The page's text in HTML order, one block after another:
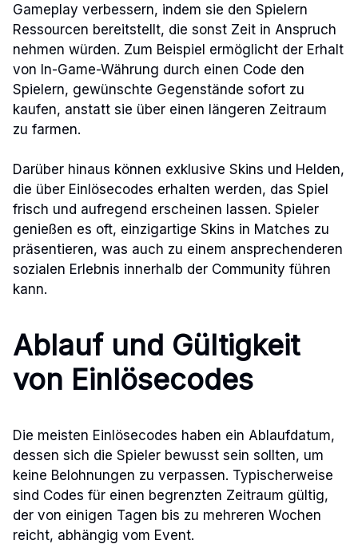
Gameplay verbessern, indem sie den Spielern
Ressourcen bereitstellt, die sonst Zeit in Anspruch
nehmen würden. Zum Beispiel ermöglicht der Erhalt
von In-Game-Währung durch einen Code den
Spielern, gewünschte Gegenstände sofort zu
kaufen, anstatt sie über einen längeren Zeitraum
zu farmen.
Darüber hinaus können exklusive Skins und Helden,
die über Einlösecodes erhalten werden, das Spiel
frisch und aufregend erscheinen lassen. Spieler
genießen es oft, einzigartige Skins in Matches zu
präsentieren, was auch zu einem ansprechenderen
sozialen Erlebnis innerhalb der Community führen
kann.
Ablauf und Gültigkeit
von Einlösecodes
Die meisten Einlösecodes haben ein Ablaufdatum,
dessen sich die Spieler bewusst sein sollten, um
keine Belohnungen zu verpassen. Typischerweise
sind Codes für einen begrenzten Zeitraum gültig,
der von einigen Tagen bis zu mehreren Wochen
reicht, abhängig vom Event.